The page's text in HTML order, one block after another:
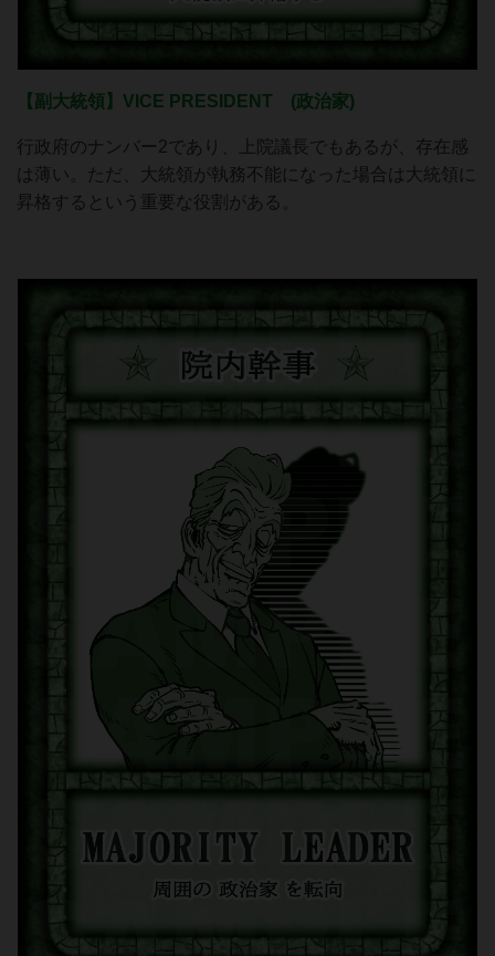
【副大統領】VICE PRESIDENT (政治家)
行政府のナンバー2であり、上院議長でもあるが、存在感
は薄い。ただ、大統領が執務不能になった場合は大統領に
昇格するという重要な役割がある。